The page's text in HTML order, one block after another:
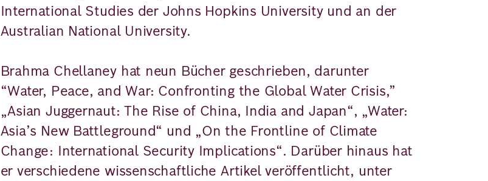
International Studies der Johns Hopkins University und an der
Australian National University.
Brahma Chellaney hat neun Bücher geschrieben, darunter
“Water, Peace, and War: Confronting the Global Water Crisis,”
„Asian Juggernaut: The Rise of China, India and Japan“, „Water:
Asia’s New Battleground“ und „On the Frontline of Climate
Change: International Security Implications“. Darüber hinaus hat
er verschiedene wissenschaftliche Artikel veröffentlicht, unter